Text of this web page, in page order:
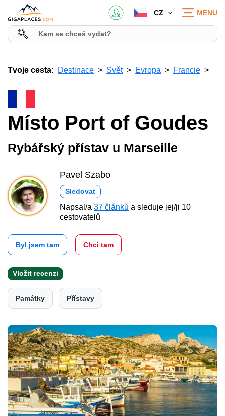
CZ MENU
Tvoje cesta: Destinace Svět Evropa Francie
Místo Port of Goudes
Rybářský přístav u Marseille
Pavel Szabo
Sledovat
Napsal/a 37 článků a sleduje jej/ji 10
cestovatelů
Byl jsem tam Chci tam
Vložit recenzi
Památky Přístavy